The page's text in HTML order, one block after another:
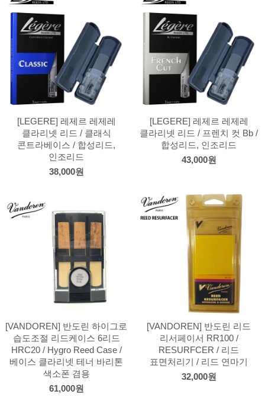
[LEGERE] 레제르 레제레
클라리넷 리드 / 클래식
콘트라베이스 / 합성리드,
인조리드
38,000원
[LEGERE] 레제르 레제레
클라리넷 리드 / 프렌치 컷 Bb /
합성리드, 인조리드
43,000원
[VANDOREN] 반도린 하이그로
습도조절 리드케이스 6리드
HRC20 / Hygro Reed Case /
베이스 클라리넷 테너 바리톤
색소폰 겸용
61,000원
[VANDOREN] 반도린 리드
리서페이서 RR100 /
RESURFCER / 리드
표면처리기 / 리드 연마기
32,000원